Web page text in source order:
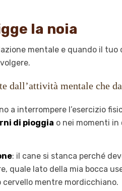
la noia
mentale e quando il
dall’attività mentale che
a interrompere l’esercizio
di pioggia o nei momenti
: il cane si stanca perché
quale lato della mia bocca
mentre mordicchiano.